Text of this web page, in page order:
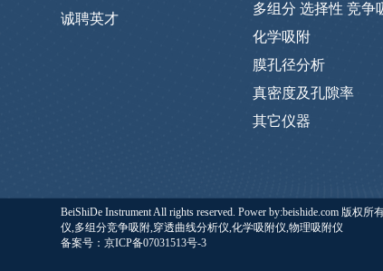
诚聘英才
多组分 选择性 竞争
化学吸附
膜孔径分析
真密度及孔隙率
其它仪器
BeiShiDe Instrument All rights reserved. Power by:beishide.com 版
仪,多组分竞争吸附,穿透曲线分析仪,化学吸附仪,物理吸附仪
备案号：京ICP备07031513号-3